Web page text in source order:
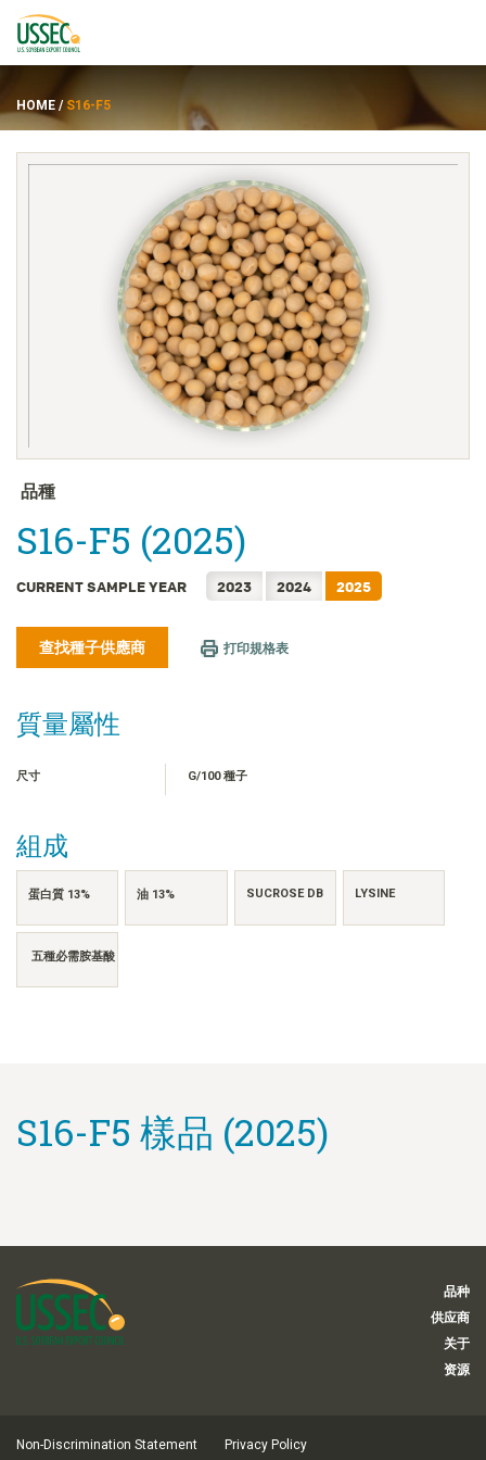
ENGLISH
FRANÇAIS
日本語
한국어
简体中文
TIẾNG VIỆT
HOME / S16-F5
品種
S16-F5 (2025)
CURRENT SAMPLE YEAR 2023 2024 2025
查找種子供應商 打印規格表
質量屬性
尺寸 G/100 種子
組成
蛋白質 13% 油 13% SUCROSE DB LYSINE
五種必需胺基酸
S16-F5 樣品 (2025)
品种
供应商
关于
资源
Non-Discrimination Statement Privacy Policy